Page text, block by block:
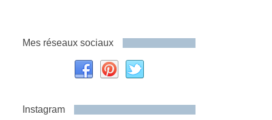
Mes réseaux sociaux
Instagram